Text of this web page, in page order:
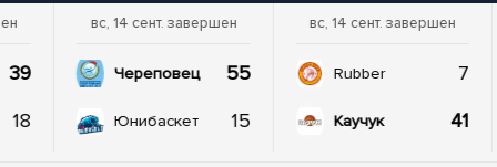
39
18
вс, 14 сент. завершен
Череповец 55
Юнибаскет 15
вс, 14 сент. завершен
Rubber 7
Каучук 41